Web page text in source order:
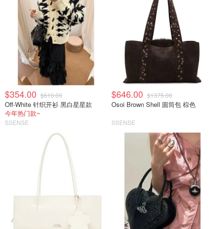
$354.00 $610.00
Off-White 针织开衫 黑白星星款
今年热门款~
SSENSE
$646.00 $1375.00
Osoi Brown Shell 圆筒包 棕色
SSENSE